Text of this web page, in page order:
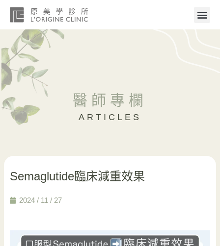
醫師專欄
ARTICLES
Semaglutide臨床減重效果
2024 / 11 / 27